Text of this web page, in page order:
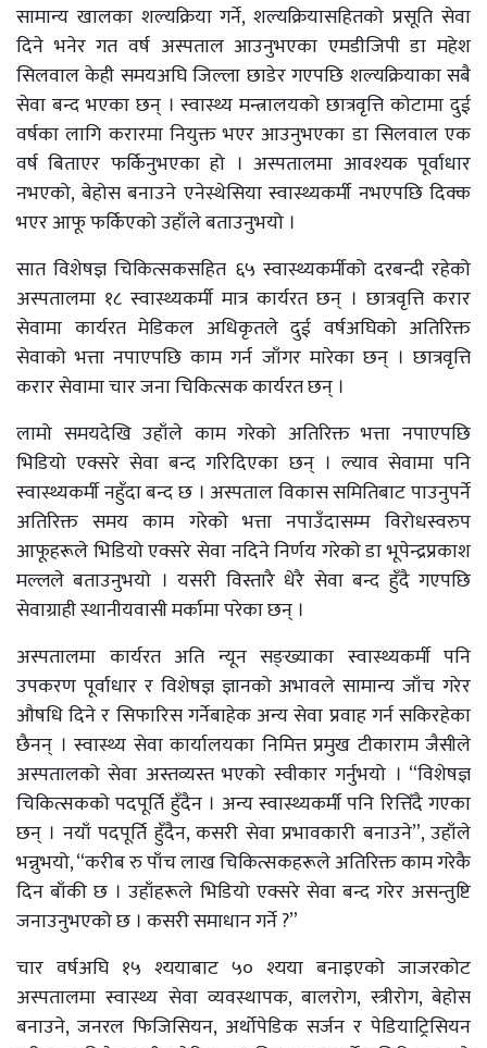
सामान्य खालका शल्यक्रिया गर्ने, शल्यक्रियासहितको प्रसूति सेवा
दिने भनेर गत वर्ष अस्पताल आउनुभएका एमडीजिपी डा महेश
सिलवाल केही समयअघि जिल्ला छाडेर गएपछि शल्यक्रियाका सबै
सेवा बन्द भएका छन् । स्वास्थ्य मन्त्रालयको छात्रवृत्ति कोटामा दुई
वर्षका लागि करारमा नियुक्त भएर आउनुभएका डा सिलवाल एक
वर्ष बिताएर फर्किनुभएका हो । अस्पतालमा आवश्यक पूर्वाधार
नभएको, बेहोस बनाउने एनेस्थेसिया स्वास्थ्यकर्मी नभएपछि दिक्क
भएर आफू फर्किएको उहाँले बताउनुभयो ।
सात विशेषज्ञ चिकित्सकसहित ६५ स्वास्थ्यकर्मीको दरबन्दी रहेको
अस्पतालमा १८ स्वास्थ्यकर्मी मात्र कार्यरत छन् । छात्रवृत्ति करार
सेवामा कार्यरत मेडिकल अधिकृतले दुई वर्षअघिको अतिरिक्त
सेवाको भत्ता नपाएपछि काम गर्न जाँगर मारेका छन् । छात्रवृत्ति
करार सेवामा चार जना चिकित्सक कार्यरत छन् ।
लामो समयदेखि उहाँले काम गरेको अतिरिक्त भत्ता नपाएपछि
भिडियो एक्सरे सेवा बन्द गरिदिएका छन् । ल्याव सेवामा पनि
स्वास्थ्यकर्मी नहुँदा बन्द छ । अस्पताल विकास समितिबाट पाउनुपर्ने
अतिरिक्त समय काम गरेको भत्ता नपाउँदासम्म विरोधस्वरुप
आफूहरूले भिडियो एक्सरे सेवा नदिने निर्णय गरेको डा भूपेन्द्रप्रकाश
मल्लले बताउनुभयो । यसरी विस्तारै धेरै सेवा बन्द हुँदै गएपछि
सेवाग्राही स्थानीयवासी मर्कामा परेका छन् ।
अस्पतालमा कार्यरत अति न्यून सङ्ख्याका स्वास्थ्यकर्मी पनि
उपकरण पूर्वाधार र विशेषज्ञ ज्ञानको अभावले सामान्य जाँच गरेर
औषधि दिने र सिफारिस गर्नेबाहेक अन्य सेवा प्रवाह गर्न सकिरहेका
छैनन् । स्वास्थ्य सेवा कार्यालयका निमित्त प्रमुख टीकाराम जैसीले
अस्पतालको सेवा अस्तव्यस्त भएको स्वीकार गर्नुभयो । “विशेषज्ञ
चिकित्सकको पदपूर्ति हुँदैन । अन्य स्वास्थ्यकर्मी पनि रित्तिँदै गएका
छन् । नयाँ पदपूर्ति हुँदैन, कसरी सेवा प्रभावकारी बनाउने”, उहाँले
भन्नुभयो, “करीब रु पाँच लाख चिकित्सकहरूले अतिरिक्त काम गरेकै
दिन बाँकी छ । उहाँहरूले भिडियो एक्सरे सेवा बन्द गरेर असन्तुष्टि
जनाउनुभएको छ । कसरी समाधान गर्ने ?”
चार वर्षअघि १५ श्ययाबाट ५० श्यया बनाइएको जाजरकोट
अस्पतालमा स्वास्थ्य सेवा व्यवस्थापक, बालरोग, स्त्रीरोग, बेहोस
बनाउने, जनरल फिजिसियन, अर्थोपेडिक सर्जन र पेडियाट्रिसियन